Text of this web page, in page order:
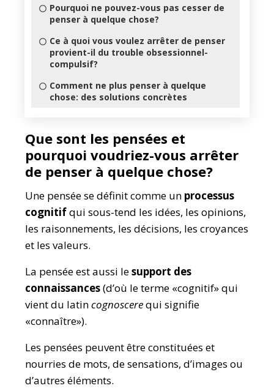
Pourquoi ne pouvez-vous pas cesser de
penser à quelque chose?
Ce à quoi vous voulez arrêter de penser
provient-il du trouble obsessionnel-
compulsif?
Comment ne plus penser à quelque
chose: des solutions concrètes
Que sont les pensées et
pourquoi voudriez-vous arrêter
de penser à quelque chose?
Une pensée se définit comme un processus
cognitifqui sous-tend les idées, les opinions,
les raisonnements, les décisions, les croyances
et les valeurs.
La pensée est aussi lesupport des
connaissances(d’où le terme «cognitif» qui
vient du latincognoscerequi signifie
«connaître»).
Les pensées peuvent être constituées et
nourries de mots, de sensations, d’images ou
d’autres éléments.